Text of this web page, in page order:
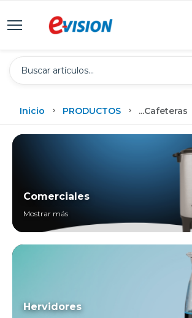
Inicio PRODUCTOS ...Cafeteras
Comerciales
Mostrar más
Hervidores